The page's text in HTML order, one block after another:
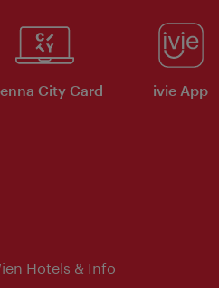
City Card ivie App
Hotels & Info